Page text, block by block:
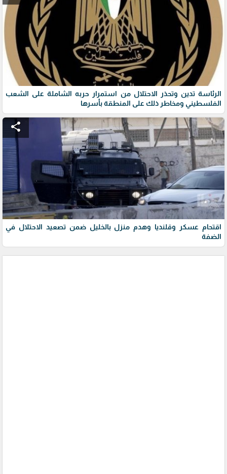
الرئاسة تدين وتحذر الاحتلال من استمرار حربه الشاملة على الشعب
الفلسطيني ومخاطر ذلك على المنطقة بأسرها
share
اقتحام عسكر وقلنديا وهدم منزل بالخليل ضمن تصعيد الاحتلال في
الضفة